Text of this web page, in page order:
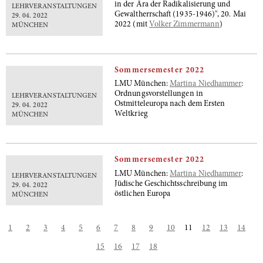
LEHRVERANSTALTUNGEN
29. 04. 2022
MÜNCHEN
in der Ära der Radikalisierung und
Gewaltherrschaft (1935-1946)", 20. Mai
2022 (mit Volker Zimmermann)
LEHRVERANSTALTUNGEN
29. 04. 2022
MÜNCHEN
Sommersemester 2022
LMU München:Martina Niedhammer:
Ordnungsvorstellungen in
Ostmitteleuropa nach dem Ersten
Weltkrieg
LEHRVERANSTALTUNGEN
29. 04. 2022
MÜNCHEN
Sommersemester 2022
LMU München:Martina Niedhammer:
Jüdische Geschichtsschreibung im
östlichen Europa
1 2 3 4 5 6 7 8 9 10 11 12 13 14
15 16 17 18